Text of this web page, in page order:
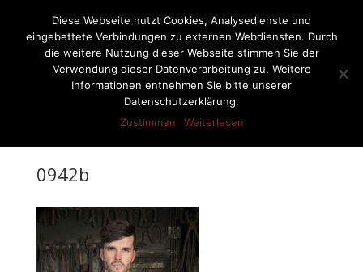
Seite wählen
0942b
Diese Webseite nutzt Cookies, Analysedienste und
eingebettete Verbindungen zu externen Webdiensten. Durch
die weitere Nutzung dieser Webseite stimmen Sie der
Verwendung dieser Datenverarbeitung zu. Weitere
Informationen entnehmen Sie bitte unserer
Datenschutzerklärung.
Zustimmen
Weiterlesen